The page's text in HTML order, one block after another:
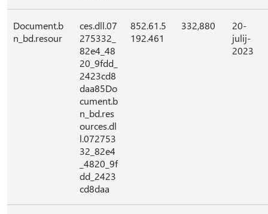
Document.b
n_bd.resour
ces.dll.07
275332_
82e4_48
20_9fdd_
2423cd8
daa85Do
cument.b
n_bd.res
ources.dl
l.072753
32_82e4
_4820_9f
dd_2423
cd8daa
852.61.5
192.461
332,880
20-
julij-
2023